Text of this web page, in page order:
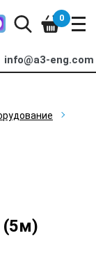
info@a3-eng.com
0
(5м)